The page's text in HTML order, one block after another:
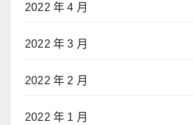
2022 年 4 月
2022 年 3 月
2022 年 2 月
2022 年 1 月